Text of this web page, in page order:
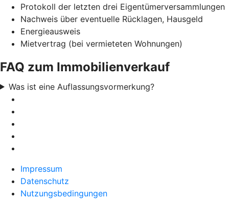
Protokoll der letzten drei Eigentümerversammlungen
Nachweis über eventuelle Rücklagen, Hausgeld
Energieausweis
Mietvertrag (bei vermieteten Wohnungen)
FAQ zum Immobilienverkauf
Was ist eine Auflassungsvormerkung?
Impressum
Datenschutz
Nutzungsbedingungen